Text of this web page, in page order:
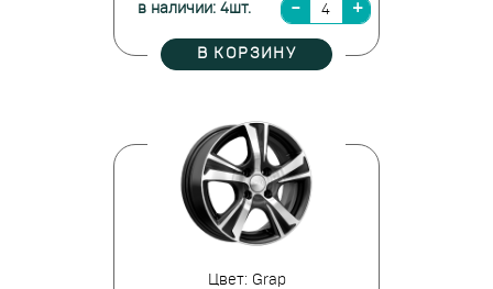
в наличии: 4шт.
В КОРЗИНУ
Цвет: Grap